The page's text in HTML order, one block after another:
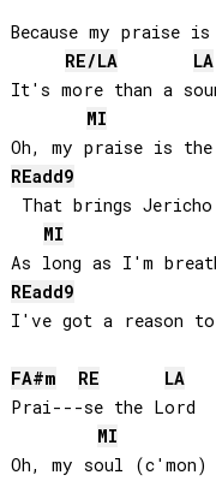
Because my praise is
RE/LA
LA
It's more than a
MI
REadd9
That brings Jericho
MI
REadd9
I've got a reason to
FA#m RE
LA
Prai---se the Lord
MI